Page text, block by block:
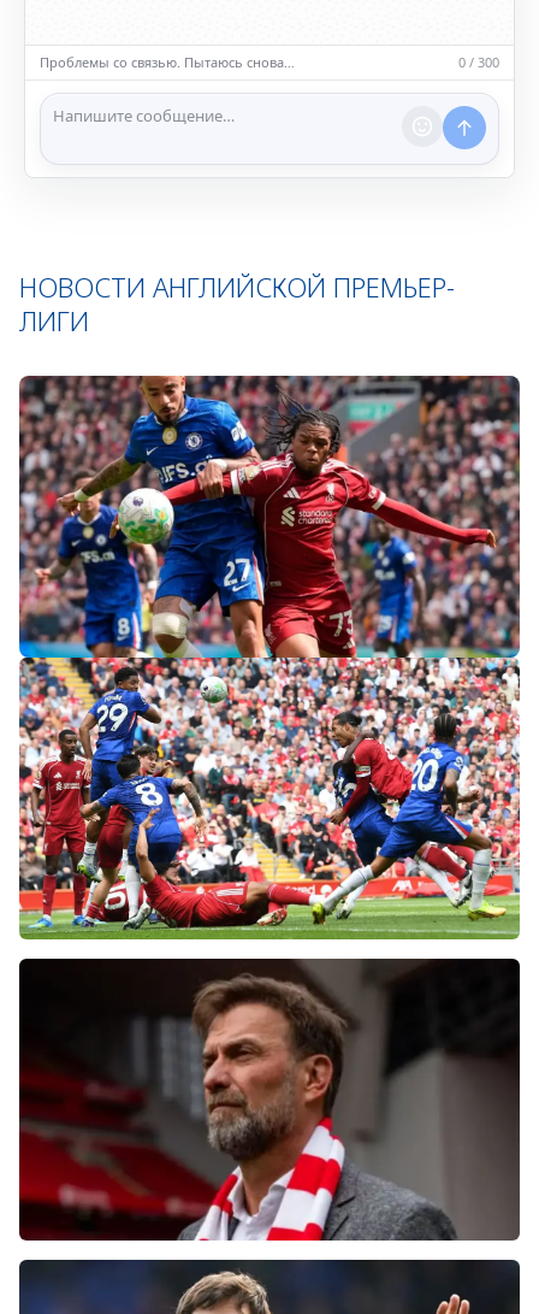
насилию.
ℹ️ Модераторы и администраторы вправе удалять
сообщения и ограничивать доступ к чату при
нарушении правил.
Проблемы со связью. Пытаюсь снова… 0 / 300
НОВОСТИ АНГЛИЙСКОЙ ПРЕМЬЕР-
ЛИГИ
«Слот не тот человек»: болельщики
«Ливерпуля» и «Челси» разнесли тренеров
после ничьей на «Энфилде»
Фанаты «Ливерпуля» шокированы
неспособностью команды обыграть нынешний
Болельщики «Ливерпуля» освистали команду
после ничьей с «Челси»